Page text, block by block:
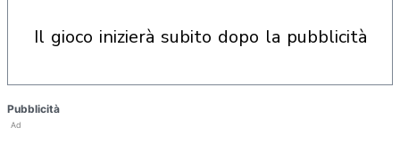
il gioco inizierà subito dopo la pubblicità
Pubblicità
Ad